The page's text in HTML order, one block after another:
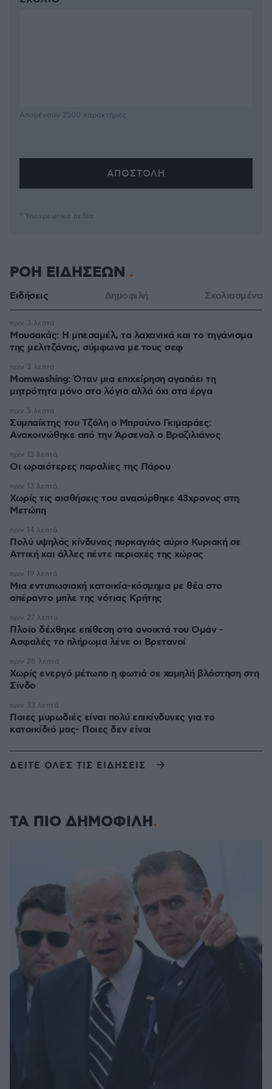
Απομένουν 2500 χαρακτήρες
* Υποχρεωτικά πεδία
ΡΟΗ ΕΙΔΗΣΕΩΝ
Ειδήσεις Δημοφιλή Σχολιασμένα
Μουσακάς: Η μπεσαμέλ, τα λαχανικά και το τηγάνισμα
της μελιτζάνας, σύμφωνα με τους σεφ
πριν 3 λεπτά
Momwashing: Όταν μια επιχείρηση αγαπάει τη
μητρότητα μόνο στα λόγια αλλά όχι στα έργα
πριν 3 λεπτά
Συμπαίκτης του Τζόλη ο Μπρούνο Γκιμαράες:
Ανακοινώθηκε από την Άρσεναλ ο Βραζιλιάνος
πριν 5 λεπτά
Οι ωραιότερες παραλίες της Πάρου
πριν 13 λεπτά
Χωρίς τις αισθήσεις του ανασύρθηκε 43χρονος στη
Μετώπη
πριν 13 λεπτά
Πολύ υψηλός κίνδυνος πυρκαγιάς αύριο Κυριακή σε
Αττική και άλλες πέντε περιοχές της χώρας
πριν 14 λεπτά
Μια εντυπωσιακή κατοικία-κόσμημα με θέα στο
απέραντο μπλε της νότιας Κρήτης
πριν 19 λεπτά
Πλοίο δέχθηκε επίθεση στα ανοικτά του Ομάν -
Ασφαλές το πλήρωμα λένε οι Βρετανοί
πριν 27 λεπτά
Χωρίς ενεργό μέτωπο η φωτιά σε χαμηλή βλάστηση στη
Σίνδο
πριν 28 λεπτά
Ποιες μυρωδιές είναι πολύ επικίνδυνες για το
κατοικίδιό μας- Ποιες δεν είναι
πριν 33 λεπτά
ΔΕΙΤΕ ΟΛΕΣ ΤΙΣ ΕΙΔΗΣΕΙΣ
ΤΑ ΠΙΟ ΔΗΜΟΦΙΛΗ